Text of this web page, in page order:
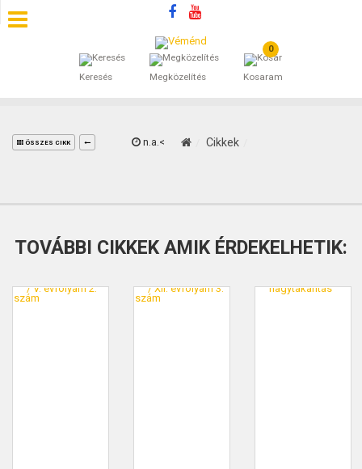
Keresés Megközelítés
0
Kosaram
SZÁLLÁSOK
ÁLTALÁNOS SZERZŐDÉSI FELTÉTELEK
ÖSSZES CIKK n.a.< Cikkek
TOVÁBBI CIKKEK AMIK ÉRDEKELHETIK: